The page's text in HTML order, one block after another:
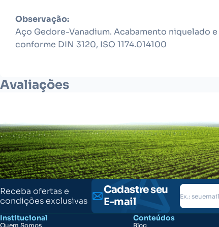
Observação:
Aço Gedore-Vanadium. Acabamento niquelado
conforme DIN 3120, ISO 1174.014100
Avaliações
Receba ofertas e
condições exclusivas
Cadastre seu
E-mail
Institucional
Quem Somos
Conteúdos
Blog